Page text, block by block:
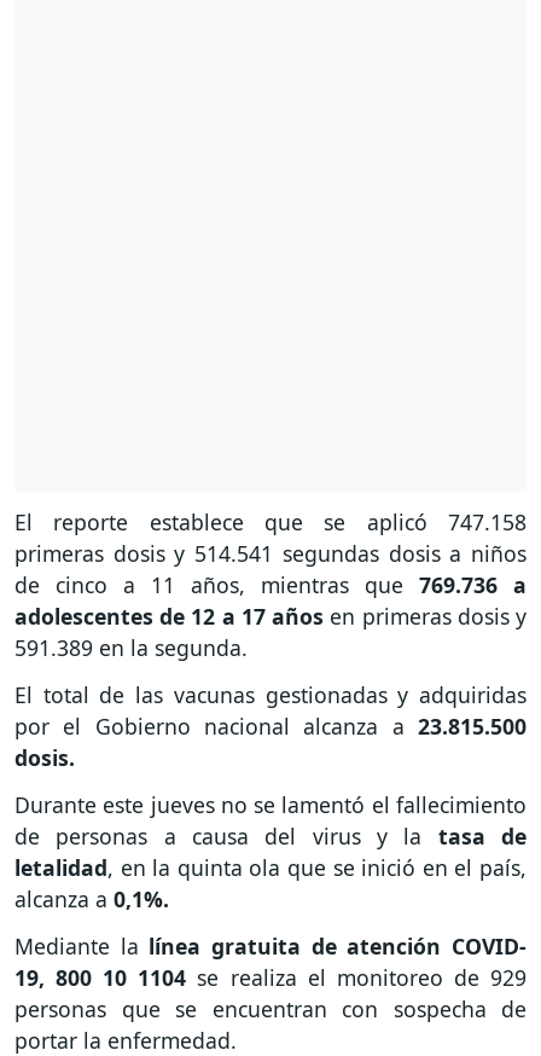
El reporte establece que se aplicó 747.158
primeras dosis y 514.541 segundas dosis a niños
de cinco a 11 años, mientras que 769.736 a
adolescentes de 12 a 17 años en primeras dosis y
591.389 en la segunda.
El total de las vacunas gestionadas y adquiridas
por el Gobierno nacional alcanza a 23.815.500
dosis.
Durante este jueves no se lamentó el fallecimiento
de personas a causa del virus y la tasa de
letalidad, en la quinta ola que se inició en el país,
alcanza a 0,1%.
Mediante la línea gratuita de atención COVID-
19, 800 10 1104 se realiza el monitoreo de 929
personas que se encuentran con sospecha de
portar la enfermedad.